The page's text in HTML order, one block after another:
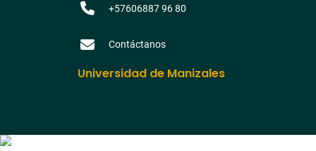
+57606887 96 80
Contáctanos
Universidad de Manizales